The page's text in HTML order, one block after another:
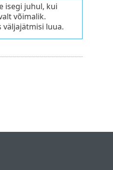
isegi juhul, kui
võimalik.
luua.